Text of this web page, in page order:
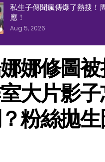
私生子傳聞瘋傳爆了熱搜！
應！
Aug 5, 2026
娜修圖被
大片影
粉絲拋